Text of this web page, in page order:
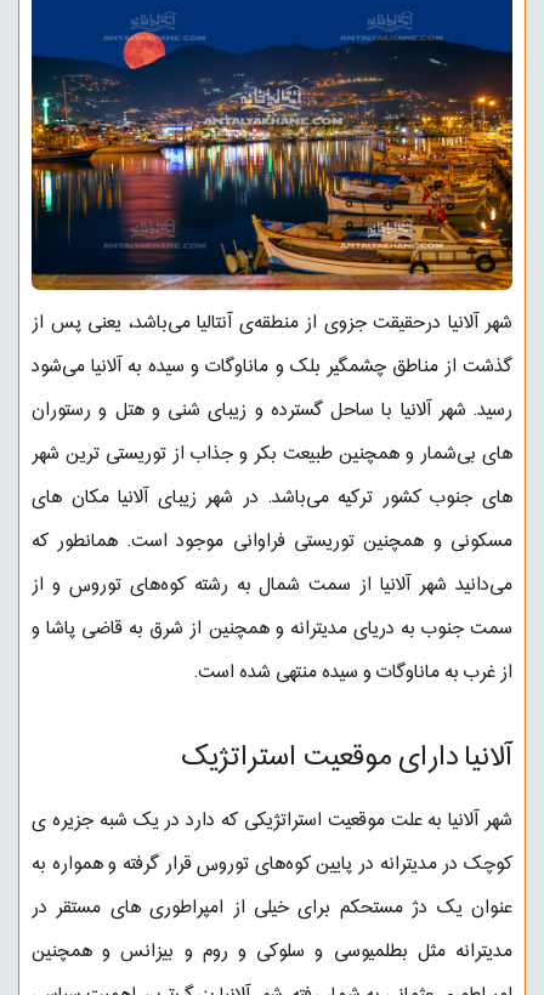
شهر آلانیا درحقیقت جزوی از منطقه‌ی آنتالیا می‌باشد، یعنی پس از
گذشت از مناطق چشمگیر بلک و ماناوگات و سیده به آلانیا می‌شود
رسید. شهر آلانیا با ساحل گسترده و زیبای شنی و هتل و رستوران
های بی‌شمار و همچنین طبیعت بکر و جذاب از توریستی ترین شهر
های جنوب کشور ترکیه می‌باشد. در شهر زیبای آلانیا مکان های
مسکونی و همچنین توریستی فراوانی موجود است. همانطور که
می‌دانید شهر آلانیا از سمت شمال به رشته کوه‌های توروس و از
سمت جنوب به دریای مدیترانه و همچنین از شرق به قاضی پاشا و
از غرب به ماناوگات و سیده منتهی شده است.
آلانیا دارای موقعیت استراتژیک
شهر آلانیا به علت موقعیت استراتژیکی که دارد در یک شبه جزیره ی
کوچک در مدیترانه در پایین کوه‌های توروس قرار گرفته و همواره به
عنوان یک دژ مستحکم برای خیلی از امپراطوری های مستقر در
مدیترانه مثل بطلمیوسی و سلوکی و روم و بیزانس و همچنین